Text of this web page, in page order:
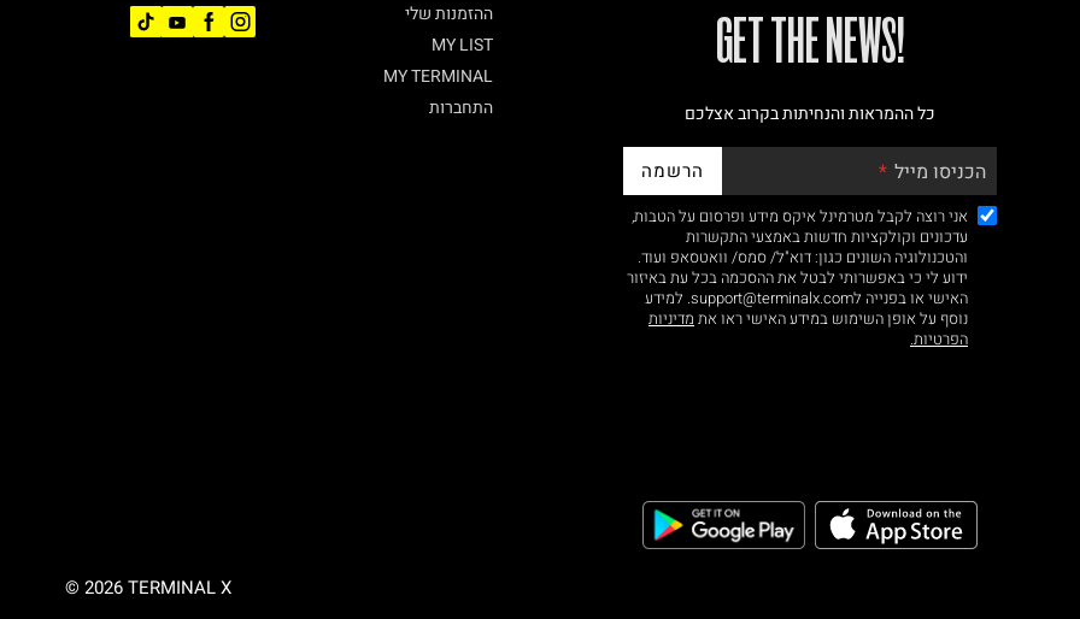
ההזמנות שלי
MY LIST
MY TERMINAL
התחברות
!GET THE NEWS
כל ההמראות והנחיתות בקרוב אצלכם
הכניסו מייל הרשמה
אני רוצה לקבל מטרמינל איקס מידע ופרסום על הטבות,
עדכונים וקולקציות חדשות באמצעי התקשרות
והטכנולוגיה השונים כגון: דוא"ל/ סמס/ וואטסאפ ועוד.
ידוע לי כי באפשרותי לבטל את ההסכמה בכל עת באיזור
האישי או בפנייה לsupport@terminalx.com. למידע
נוסף על אופן השימוש במידע האישי ראו את מדיניות
הפרטיות.
© 2026 TERMINAL X